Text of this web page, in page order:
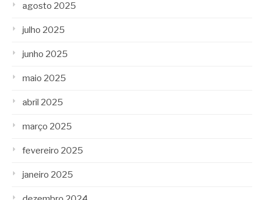
agosto 2025
julho 2025
junho 2025
maio 2025
abril 2025
março 2025
fevereiro 2025
janeiro 2025